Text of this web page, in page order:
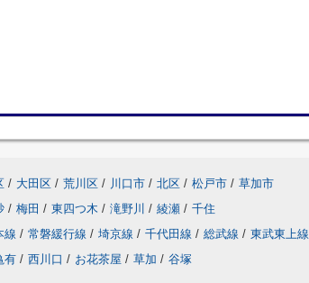
/ 大田区 / 荒川区 / 川口市 / 北区 / 松戸市 / 草加市
/ 梅田 / 東四つ木 / 滝野川 / 綾瀬 / 千住
線 / 常磐緩行線 / 埼京線 / 千代田線 / 総武線 / 東武東上線
有 / 西川口 / お花茶屋 / 草加 / 谷塚